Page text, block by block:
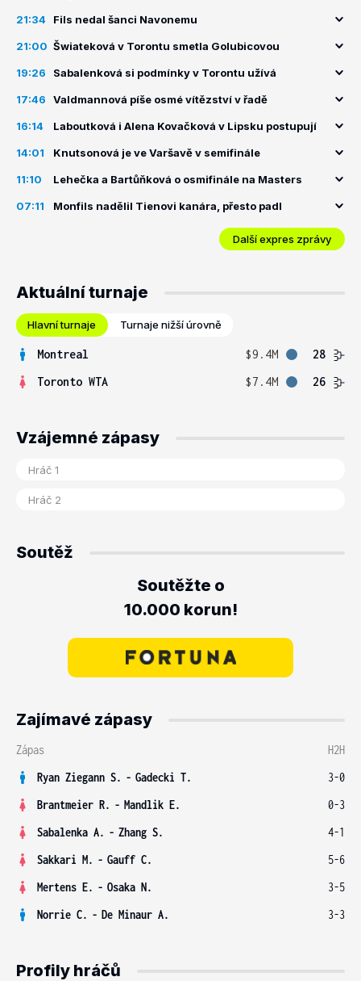
21:34 Fils nedal šanci Navonemu
21:00 Šwiateková v Torontu smetla Golubicovou
19:26 Sabalenková si podmínky v Torontu užívá
17:46 Valdmannová píše osmé vítězství v řadě
16:14 Laboutková i Alena Kovačková v Lipsku postupují
14:01 Knutsonová je ve Varšavě v semifinále
11:10 Lehečka a Bartůňková o osmifinále na Masters
07:11 Monfils nadělil Tienovi kanára, přesto padl
Další expres zprávy
Aktuální turnaje
Hlavní turnaje Turnaje nižší úrovně
Montreal $9.4M
28
Toronto WTA
$7.4M 26
Vzájemné zápasy
Soutěž
Soutěžte o
10.000 korun!
Zajímavé zápasy
Zápas
H2H
Ryan Ziegann S. - Gadecki T.
3-0
Brantmeier R. - Mandlik E.
0-3
Sabalenka A. - Zhang S.
4-1
Sakkari M. - Gauff C.
5-6
Mertens E. - Osaka N.
3-5
Norrie C. - De Minaur A. 3-3
Profily hráčů